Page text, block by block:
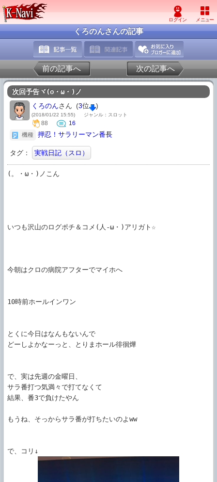
くろのんさんの記事
前の記事へ 次の記事へ
次回予告ヾ(o・ω・)ノ
くろのんさん (3位 )
(2018/01/22 15:55) ジャンル：スロット
88
16
機種
押忍！サラリーマン番長
タグ： 実戦日記（スロ）
(。・ω・)ノこん
いつも沢山のログポチ＆コメ(人-ω・)アリガト☆
今朝はクロの病院アフターでマイホへ
10時前ホールインワン
とくに今日はなんもないんで
どーしよかなーっと、とりまホール徘徊燁
で、実は先週の金曜日、
サラ番打つ気満々で打てなくて
結果、番3で負けたやん
もうね、そっからサラ番が打ちたいのよww